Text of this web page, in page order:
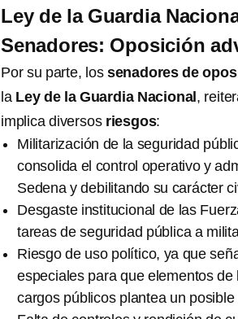
Ley de la Guardia
Senadores: Oposición
Por su parte, los senadores de
la Ley de la Guardia Nacional ,
implica diversos riesgos:
Militarización de la seguridad
consolida el control operativo y
Sedena y debilitando su carácter
Desgaste institucional de las
tareas de seguridad pública a
Riesgo de uso político, ya que
especiales para que elementos
cargos públicos plantea un